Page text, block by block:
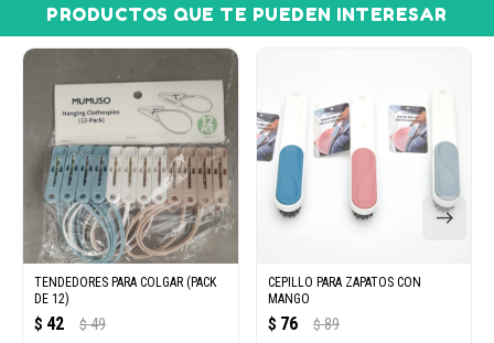
PRODUCTOS QUE TE PUEDEN INTERESAR
TENDEDORES PARA COLGAR (PACK
DE 12)
$ 42 $ 49
CEPILLO PARA ZAPATOS CON
MANGO
$ 76 $ 89